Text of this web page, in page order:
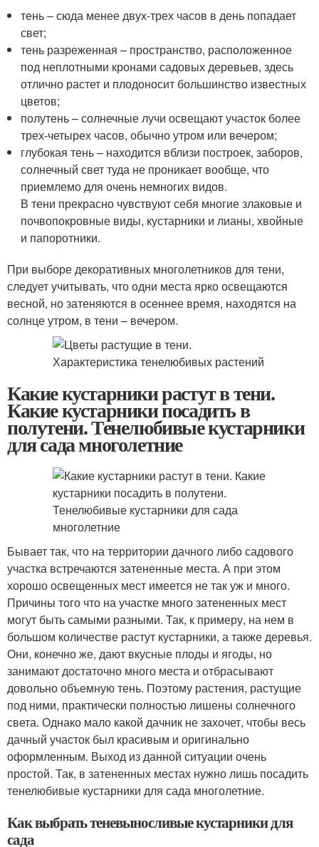
тень – сюда менее двух-трех часов в день попадает
свет;
тень разреженная – пространство, расположенное
под неплотными кронами садовых деревьев, здесь
отлично растет и плодоносит большинство известных
цветов;
полутень – солнечные лучи освещают участок более
трех-четырех часов, обычно утром или вечером;
глубокая тень – находится вблизи построек, заборов,
солнечный свет туда не проникает вообще, что
приемлемо для очень немногих видов.
В тени прекрасно чувствуют себя многие злаковые и
почвопокровные виды, кустарники и лианы, хвойные
и папоротники.
При выборе декоративных многолетников для тени,
следует учитывать, что одни места ярко освещаются
весной, но затеняются в осеннее время, находятся на
солнце утром, в тени – вечером.
Какие кустарники растут в тени.
Какие кустарники посадить в
полутени. Тенелюбивые кустарники
для сада многолетние
Бывает так, что на территории дачного либо садового
участка встречаются затененные места. А при этом
хорошо освещенных мест имеется не так уж и много.
Причины того что на участке много затененных мест
могут быть самыми разными. Так, к примеру, на нем в
большом количестве растут кустарники, а также деревья.
Они, конечно же, дают вкусные плоды и ягоды, но
занимают достаточно много места и отбрасывают
довольно объемную тень. Поэтому растения, растущие
под ними, практически полностью лишены солнечного
света. Однако мало какой дачник не захочет, чтобы весь
дачный участок был красивым и оригинально
оформленным. Выход из данной ситуации очень
простой. Так, в затененных местах нужно лишь посадить
тенелюбивые кустарники для сада многолетние.
Как выбрать теневыносливые кустарники для
сада